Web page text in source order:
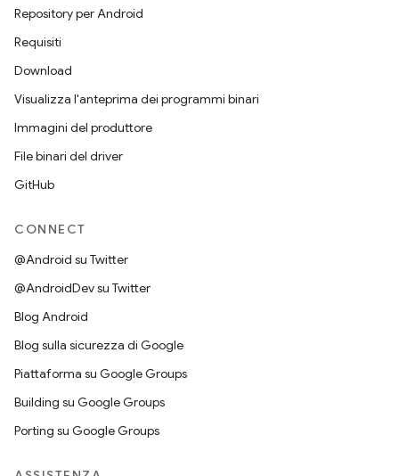
Repository per Android
Requisiti
Download
Visualizza l'anteprima dei programmi binari
Immagini del produttore
File binari del driver
GitHub
CONNECT
@Android su Twitter
@AndroidDev su Twitter
Blog Android
Blog sulla sicurezza di Google
Piattaforma su Google Groups
Building su Google Groups
Porting su Google Groups